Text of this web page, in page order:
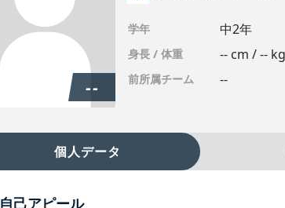
--
学年 中2年
身長 / 体重 -- cm / -- kg
前所属チーム --
個人データ
自己アピール